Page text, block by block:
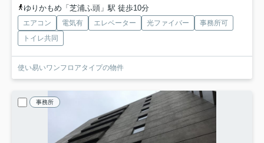
ゆりかもめ「芝浦ふ頭」駅 徒歩10分
エアコン 電気有 エレベーター 光ファイバー
事務所可
トイレ共同
使い易いワンフロアタイプの物件
事務所